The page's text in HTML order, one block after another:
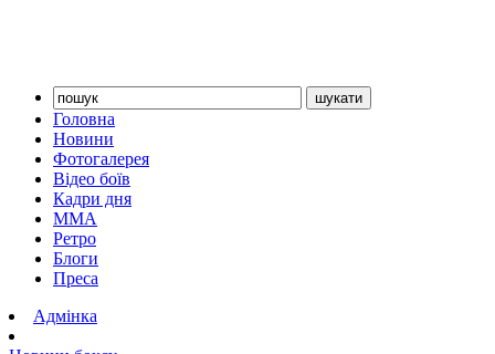
Головна
Новини
Фотогалерея
Відео боїв
Кадри дня
ММА
Ретро
Блоги
Преса
Адмінка